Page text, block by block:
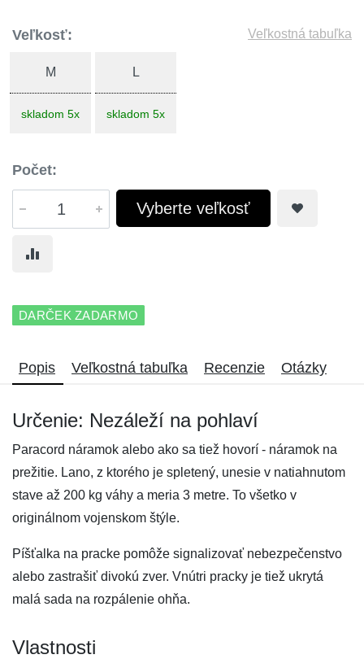
Veľkosť: Veľkostná tabuľka
M
skladom 5x
L
skladom 5x
Počet:
Vyberte veľkosť
DARČEK ZADARMO
Popis Veľkostná tabuľka Recenzie Otázky
Určenie: Nezáleží na pohlaví
Paracord náramok alebo ako sa tiež hovorí - náramok na
prežitie. Lano, z ktorého je spletený, unesie v natiahnutom
stave až 200 kg váhy a meria 3 metre. To všetko v
originálnom vojenskom štýle.
Píšťalka na pracke pomôže signalizovať nebezpečenstvo
alebo zastrašiť divokú zver. Vnútri pracky je tiež ukrytá
malá sada na rozpálenie ohňa.
Vlastnosti